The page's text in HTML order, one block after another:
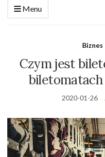
Menu
Biznes
Czym jest
2020-01-26